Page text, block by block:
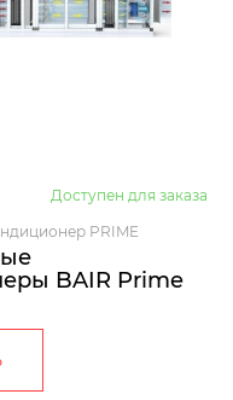
Доступен для заказа
PRIME
BAIR Prime